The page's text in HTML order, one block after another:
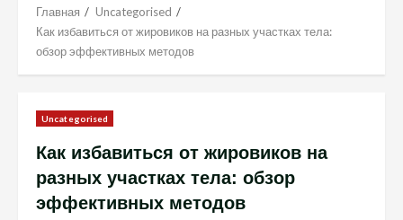
Главная
Uncategorised
Как избавиться от жировиков на разных участках тела:
обзор эффективных методов
Uncategorised
Как избавиться от жировиков на
разных участках тела: обзор
эффективных методов